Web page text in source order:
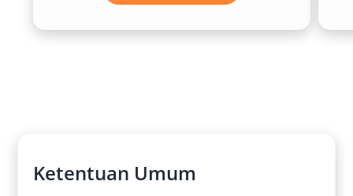
Ketentuan Umum